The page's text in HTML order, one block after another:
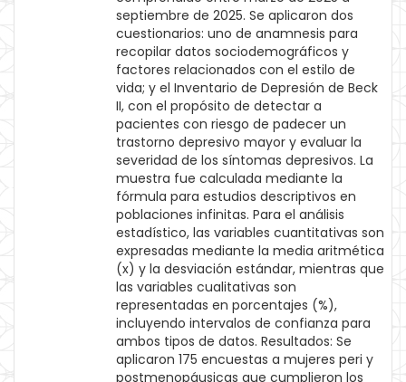
septiembre de 2025. Se aplicaron dos
cuestionarios: uno de anamnesis para
recopilar datos sociodemográficos y
factores relacionados con el estilo de
vida; y el Inventario de Depresión de Beck
II, con el propósito de detectar a
pacientes con riesgo de padecer un
trastorno depresivo mayor y evaluar la
severidad de los síntomas depresivos. La
muestra fue calculada mediante la
fórmula para estudios descriptivos en
poblaciones infinitas. Para el análisis
estadístico, las variables cuantitativas son
expresadas mediante la media aritmética
(x) y la desviación estándar, mientras que
las variables cualitativas son
representadas en porcentajes (%),
incluyendo intervalos de confianza para
ambos tipos de datos. Resultados: Se
aplicaron 175 encuestas a mujeres peri y
postmenopáusicas que cumplieron los